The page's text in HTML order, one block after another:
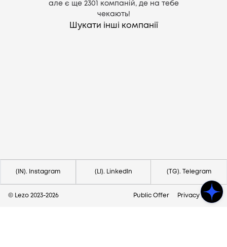
але є ще 2301
компаній, де на тебе
чекають!
Шукати інші компанії
(IN). Instagram (LI). LinkedIn (TG). Telegram
© Lezo 2023-2026 Public Offer Privacy Policy